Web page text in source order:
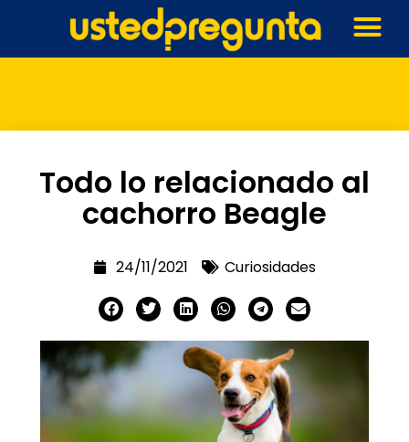
Todo lo relacionado al
cachorro Beagle
24/11/2021 Curiosidades